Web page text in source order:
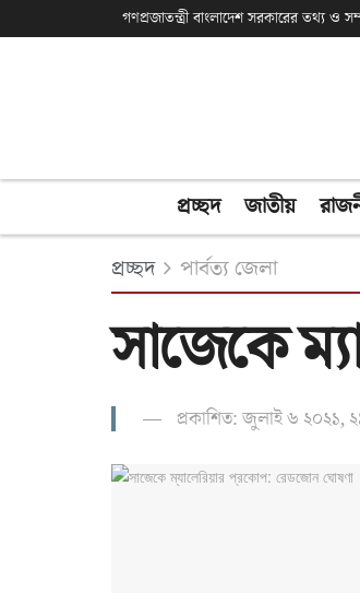
গণপ্রজাতন্ত্রী বাংলাদেশ সরকারের তথ্য ও
প্রচ্ছদ জাতীয়
প্রচ্ছদ পার্বত্য জেলা
সাজেকে
প্রকাশিত: জুলাই ৬ ২০২১,